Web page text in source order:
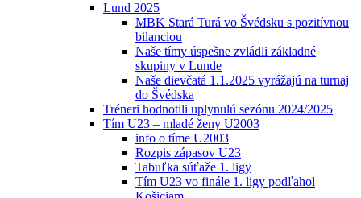
Lund 2025
MBK Stará Turá vo Švédsku s pozitívnou
bilanciou
Naše tímy úspešne zvládli základné
skupiny v Lunde
Naše dievčatá 1.1.2025 vyrážajú na turnaj
do Švédska
Tréneri hodnotili uplynulú sezónu 2024/2025
Tím U23 – mladé ženy U2003
info o tíme U2003
Rozpis zápasov U23
Tabuľka súťaže 1. ligy
Tím U23 vo finále 1. ligy podľahol